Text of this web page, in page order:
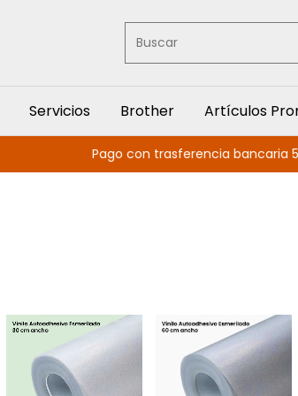
Servicios Brother Artículos
Pago con trasferencia bancaria